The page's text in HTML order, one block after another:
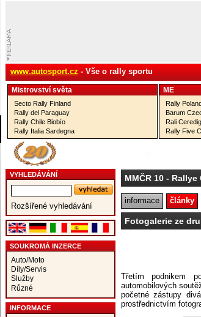
www.autosport.cz - Vše o rally sportu
Mistrovství­ světa
Secto Rally Finland
Rally del Paraguay
Rally Chile Biobío
Rally Italia Sardegna
ME
Rally
Barum
Rali
Rally Five
VYHLEDÁVÁNÍ
Rozšířené vyhledávání
SOUKROMÁ INZERCE
Auto/Moto
Díly/Servis
Služby
Různé
INFORMACE
MMČR 10- Rallye
informace články
Fotogalerie ze
Třetím podnikem
automobilových
početné zástupy
prostřednictvím